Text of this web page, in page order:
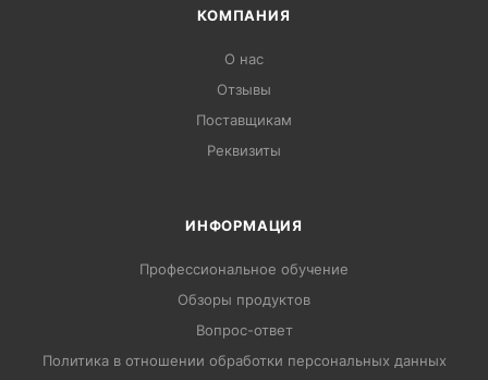
КОМПАНИЯ
О нас
Отзывы
Поставщикам
Реквизиты
ИНФОРМАЦИЯ
Профессиональное обучение
Обзоры продуктов
Вопрос-ответ
Политика в отношении обработки персональных данных